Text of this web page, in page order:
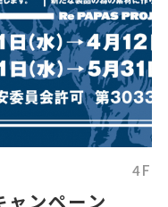
4F
ンペーン